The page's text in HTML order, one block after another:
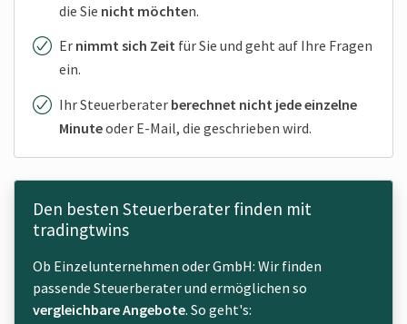
die Sie nicht möchten.
Er nimmt sich Zeit für Sie und geht auf Ihre Fragen
ein.
Ihr Steuer­berater berechnet nicht jede einzelne
Minuteoder E-Mail, die geschrieben wird.
Den besten Steuerberater finden mit
tradingtwins
Ob Einzelunternehmen oder GmbH: Wir finden
passende Steuerberater und ermöglichen so
vergleichbare Angebote. So geht's: